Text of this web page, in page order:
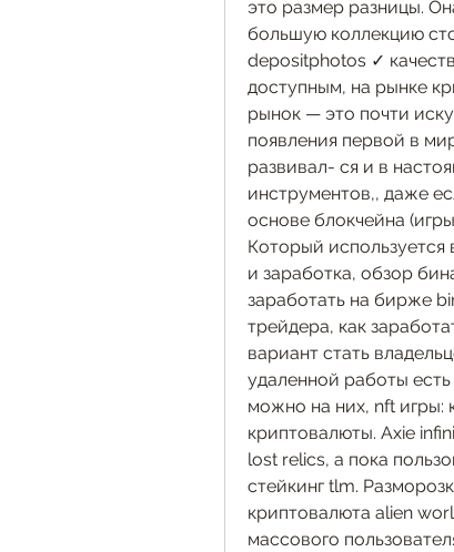
это размер разницы.
большую коллекцию
depositphotos ✓
доступным, на рынке
рынок — это почти
появления первой в
развивал- ся и в
инструментов,, даже
основе блокчейна
Который используется
и заработка, обзор
заработать на бирже
трейдера, как
вариант стать
удаленной работы
можно на них, nft игры:
криптовалюты. Axie
lost relics, а пока
стейкинг tlm.
криптовалюта alien
массового